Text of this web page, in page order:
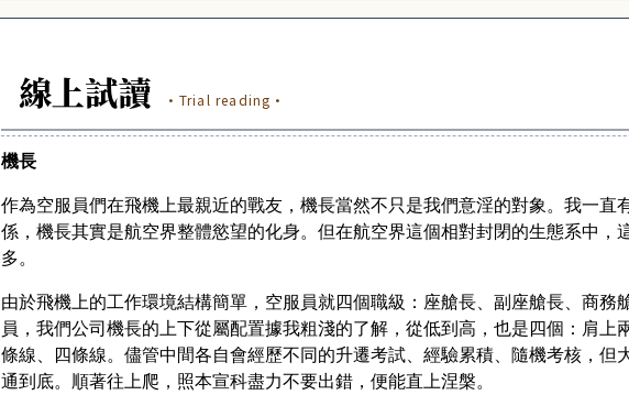
線上試讀 ·Trial reading·
機長
作為空服員們在飛機上最親近的戰友，機長當然不只是我們意淫的對象。我一直
係，機長其實是航空界整體慾望的化身。但在航空界這個相對封閉的生態系中，
多。
由於飛機上的工作環境結構簡單，空服員就四個職級：座艙長、副座艙長、商務
員，我們公司機長的上下從屬配置據我粗淺的了解，從低到高，也是四個：肩上
條線、四條線。儘管中間各自會經歷不同的升遷考試、經驗累積、隨機考核，但
通到底。順著往上爬，照本宣科盡力不要出錯，便能直上涅槃。